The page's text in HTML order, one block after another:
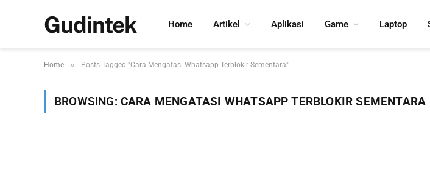
Gudintek Home Artikel Aplikasi Game Laptop
Home » Posts Tagged "Cara Mengatasi Whatsapp Terblokir Sementara"
BROWSING: CARA MENGATASI WHATSAPP TERBLOKIR SEMENTARA